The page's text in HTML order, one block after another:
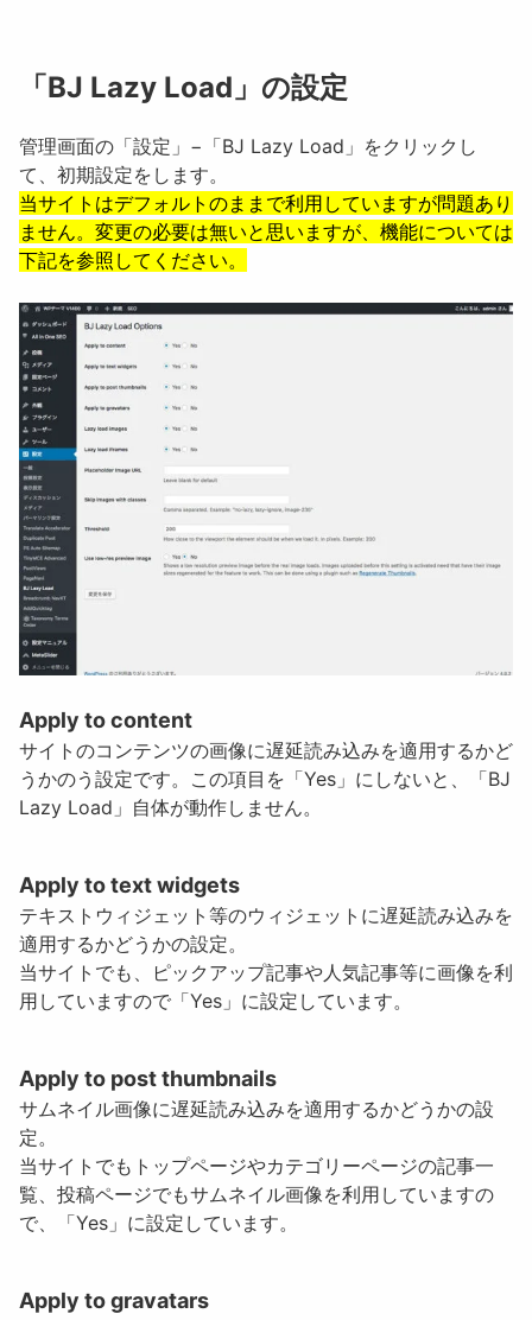
「BJ Lazy Load」の設定
管理画面の「設定」−「BJ Lazy Load」をクリックし
て、初期設定をします。
当サイトはデフォルトのままで利用していますが問題あり
ません。変更の必要は無いと思いますが、機能については
下記を参照してください。
Apply to content
サイトのコンテンツの画像に遅延読み込みを適用するかど
うかのう設定です。 この項目を「Yes」にしないと、「BJ
Lazy Load」自体が動作しません。
Apply to text widgets
テキストウィジェット等のウィジェットに遅延読み込みを
適用するかどうかの設定。
当サイトでも、ピックアップ記事や人気記事等に画像を利
用していますので「Yes」に設定しています。
Apply to post thumbnails
サムネイル画像に遅延読み込みを適用するかどうかの設
定。
当サイトでもトップページやカテゴリーページの記事一
覧、投稿ページでもサムネイル画像を利用していますの
で、「Yes」に設定しています。
Apply to gravatars